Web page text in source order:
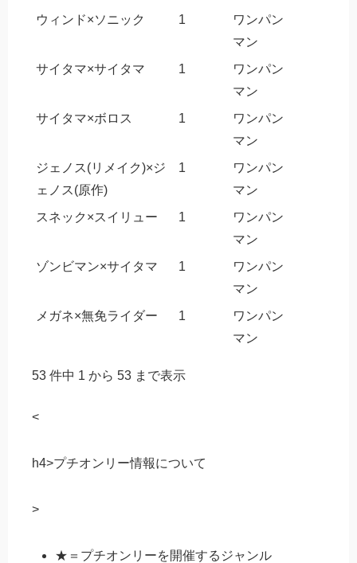
ウィンド×ソニック
1
ワンパン
マン
サイタマ×サイタマ
1
ワンパン
マン
サイタマ×ボロス
1
ワンパン
マン
ジェノス(リメイク)×ジ
ェノス(原作)
1
ワンパン
マン
スネック×スイリュー
1
ワンパン
マン
ゾンビマン×サイタマ
1
ワンパン
マン
メガネ×無免ライダー
1
ワンパン
マン
53 件中 1 から 53 まで表示
<
h4>プチオンリー情報について
>
★＝プチオンリーを開催するジャンル